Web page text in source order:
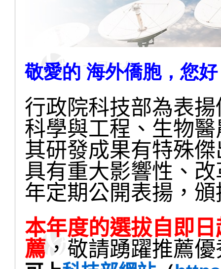
敬愛的 海外僑胞，您
行政院科技部為表
科學與工程、生物
其研發成果有特殊傑
具有重大影響性、
年定期公開表揚，
本年度的選拔 自即
薦 ， 敬請踴躍推薦